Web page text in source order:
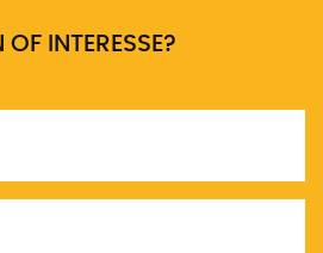
OF INTERESSE?